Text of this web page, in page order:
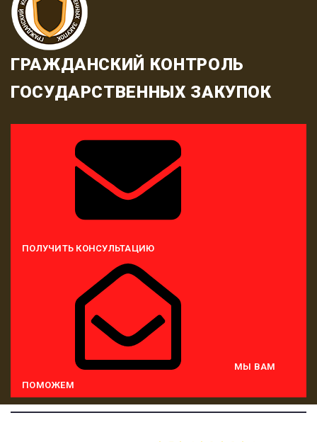
ГРАЖДАНСКИЙ КОНТРОЛЬ
ГОСУДАРСТВЕННЫХ ЗАКУПОК
ПОЛУЧИТЬ КОНСУЛЬТАЦИЮ
МЫ ВАМ
ПОМОЖЕМ